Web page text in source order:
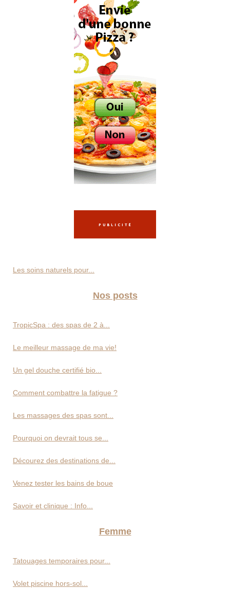
Les soins naturels pour...
Nos posts
TropicSpa : des spas de 2 à...
Le meilleur massage de ma vie!
Un gel douche certifié bio...
Comment combattre la fatigue ?
Les massages des spas sont...
Pourquoi on devrait tous se...
Décourez des destinations de...
Venez tester les bains de boue
Savoir et clinique : Info...
Femme
Tatouages temporaires pour...
Volet piscine hors-sol...